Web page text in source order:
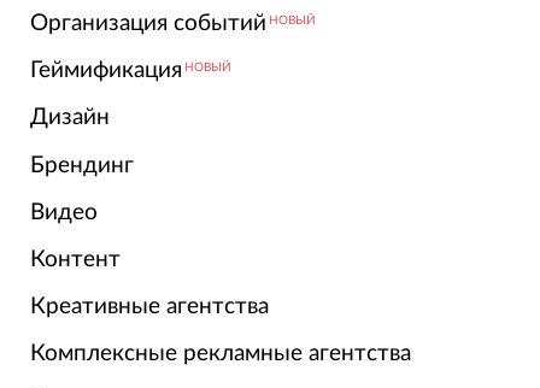
Организация событий НОВЫЙ
Геймификация НОВЫЙ
Дизайн
Брендинг
Видео
Контент
Креативные агентства
Комплексные рекламные агентства